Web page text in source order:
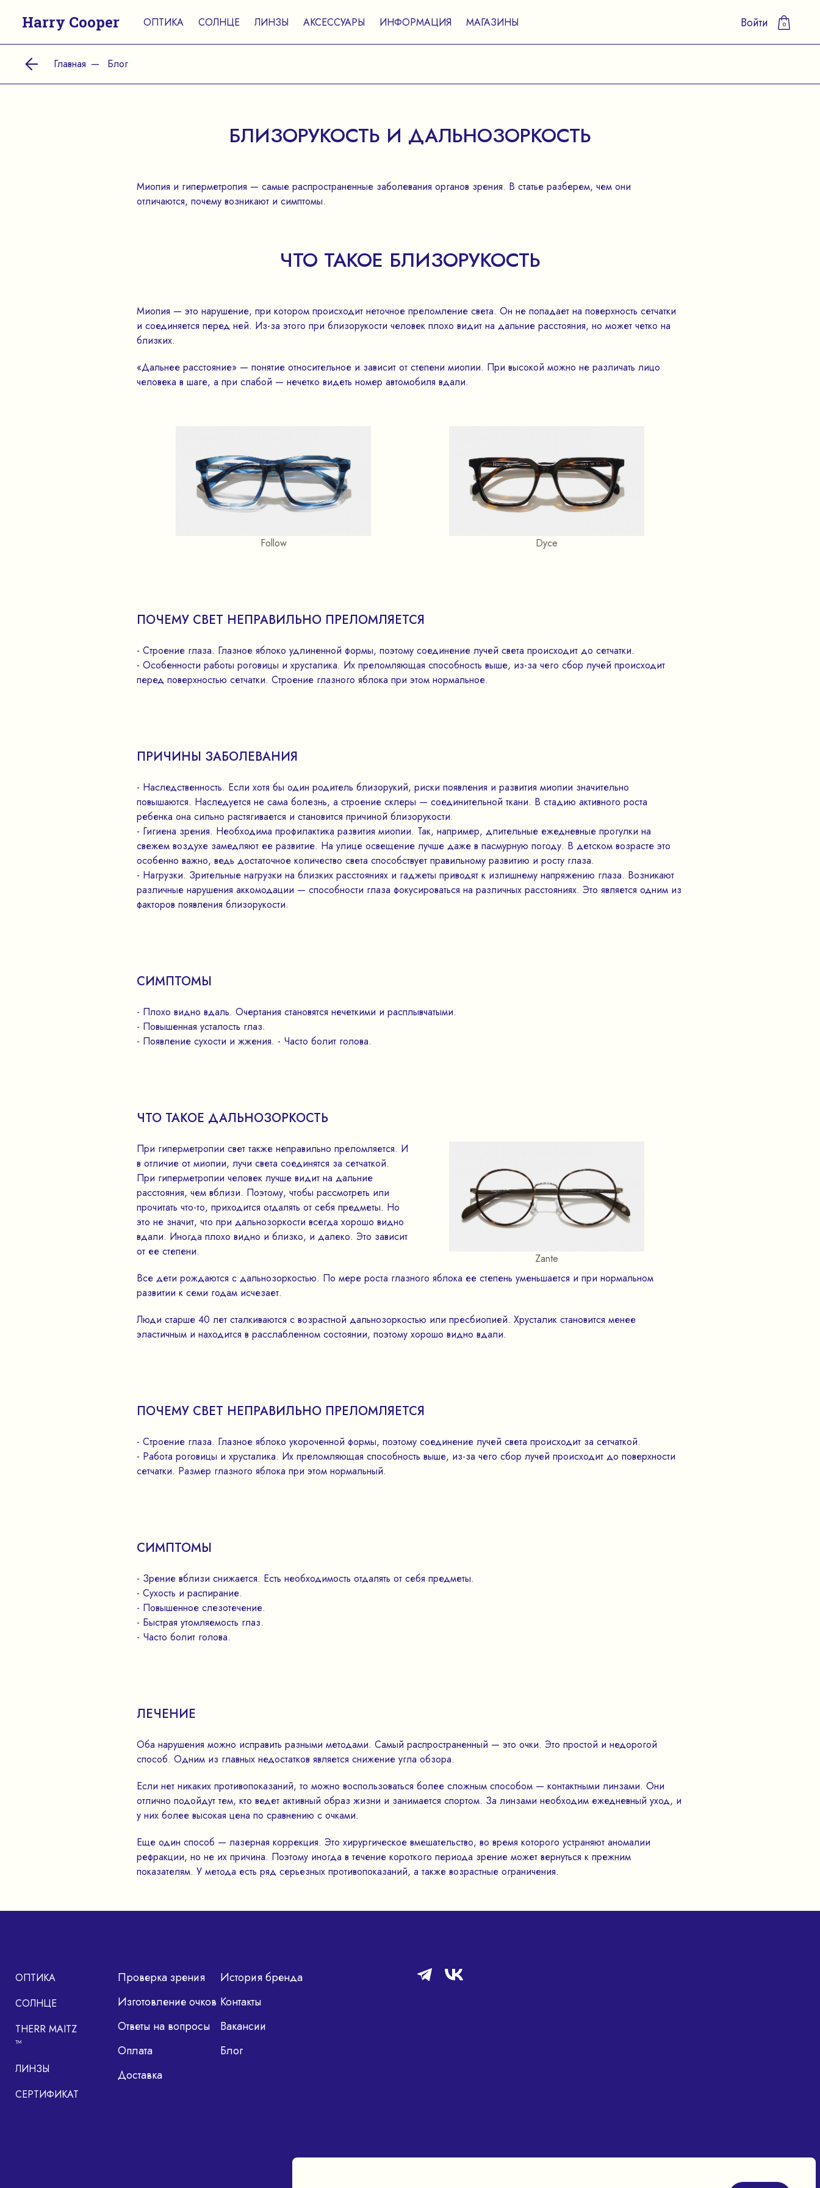
Harry Cooper ОПТИКА СОЛНЦЕ ЛИНЗЫ АКСЕССУАРЫ ИНФОРМАЦИЯ МАГАЗИНЫ Войти 0
Главная Блог
БЛИЗОРУКОСТЬ И ДАЛЬНОЗОРКОСТЬ
Миопия и гиперметропия — самые распространенные заболевания органов зрения. В статье разберем, чем они
отличаются, почему возникают и симптомы.
ЧТО ТАКОЕ БЛИЗОРУКОСТЬ
Миопия — это нарушение, при котором происходит неточное преломление света. Он не попадает на поверхность сетчатки
и соединяется перед ней. Из-за этого при близорукости человек плохо видит на дальние расстояния, но может четко на
близких.
«Дальнее расстояние» — понятие относительное и зависит от степени миопии. При высокой можно не различать лицо
человека в шаге, а при слабой — нечетко видеть номер автомобиля вдали.
Follow Dyce
ПОЧЕМУ СВЕТ НЕПРАВИЛЬНО ПРЕЛОМЛЯЕТСЯ
- Строение глаза. Глазное яблоко удлиненной формы, поэтому соединение лучей света происходит до сетчатки.
- Особенности работы роговицы и хрусталика. Их преломляющая способность выше, из-за чего сбор лучей происходит
перед поверхностью сетчатки. Строение глазного яблока при этом нормальное.
ПРИЧИНЫ ЗАБОЛЕВАНИЯ
- Наследственность. Если хотя бы один родитель близорукий, риски появления и развития миопии значительно
повышаются. Наследуется не сама болезнь, а строение склеры — соединительной ткани. В стадию активного роста
ребенка она сильно растягивается и становится причиной близорукости.
- Гигиена зрения. Необходима профилактика развития миопии. Так, например, длительные ежедневные прогулки на
свежем воздухе замедляют ее развитие. На улице освещение лучше даже в пасмурную погоду. В детском возрасте это
особенно важно, ведь достаточное количество света способствует правильному развитию и росту глаза.
- Нагрузки. Зрительные нагрузки на близких расстояниях и гаджеты приводят к излишнему напряжению глаза. Возникают
различные нарушения аккомодации — способности глаза фокусироваться на различных расстояниях. Это является одним из
факторов появления близорукости.
СИМПТОМЫ
- Плохо видно вдаль. Очертания становятся нечеткими и расплывчатыми.
- Повышенная усталость глаз.
- Появление сухости и жжения. - Часто болит голова.
ЧТО ТАКОЕ ДАЛЬНОЗОРКОСТЬ
При гиперметропии свет также неправильно преломляется. И
в отличие от миопии, лучи света соединятся за сетчаткой.
При гиперметропии человек лучше видит на дальние
расстояния, чем вблизи. Поэтому, чтобы рассмотреть или
прочитать что-то, приходится отдалять от себя предметы. Но
это не значит, что при дальнозоркости всегда хорошо видно
вдали. Иногда плохо видно и близко, и далеко. Это зависит
от ее степени.
Zante
Все дети рождаются с дальнозоркостью. По мере роста глазного яблока ее степень уменьшается и при нормальном
развитии к семи годам исчезает.
Люди старше 40 лет сталкиваются с возрастной дальнозоркостью или пресбиопией. Хрусталик становится менее
эластичным и находится в расслабленном состоянии, поэтому хорошо видно вдали.
ПОЧЕМУ СВЕТ НЕПРАВИЛЬНО ПРЕЛОМЛЯЕТСЯ
- Строение глаза. Глазное яблоко укороченной формы, поэтому соединение лучей света происходит за сетчаткой.
- Работа роговицы и хрусталика. Их преломляющая способность выше, из-за чего сбор лучей происходит до поверхности
сетчатки. Размер глазного яблока при этом нормальный.
СИМПТОМЫ
- Зрение вблизи снижается. Есть необходимость отдалять от себя предметы.
- Сухость и распирание.
- Повышенное слезотечение.
- Быстрая утомляемость глаз.
- Часто болит голова.
ЛЕЧЕНИЕ
Оба нарушения можно исправить разными методами. Самый распространенный — это очки. Это простой и недорогой
способ. Одним из главных недостатков является снижение угла обзора.
Если нет никаких противопоказаний, то можно воспользоваться более сложным способом — контактными линзами. Они
отлично подойдут тем, кто ведет активный образ жизни и занимается спортом. За линзами необходим ежедневный уход, и
у них более высокая цена по сравнению с очками.
Еще один способ — лазерная коррекция. Это хирургическое вмешательство, во время которого устраняют аномалии
рефракции, но не их причина. Поэтому иногда в течение короткого периода зрение может вернуться к прежним
показателям. У метода есть ряд серьезных противопоказаний, а также возрастные ограничения.
ОПТИКА
СОЛНЦЕ
THERR MAITZ
™
ЛИНЗЫ
СЕРТИФИКАТ
Проверка зрения
Изготовление очков
Ответы на вопросы
Оплата
Доставка
История бренда
Контакты
Вакансии
Блог